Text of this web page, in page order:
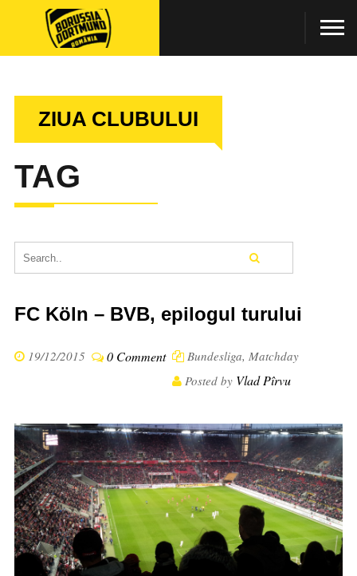
ZIUA CLUBULUI
TAG
FC Köln – BVB, epilogul turului
19/12/2015 0 Comment Bundesliga, Matchday
Posted by Vlad Pîrvu